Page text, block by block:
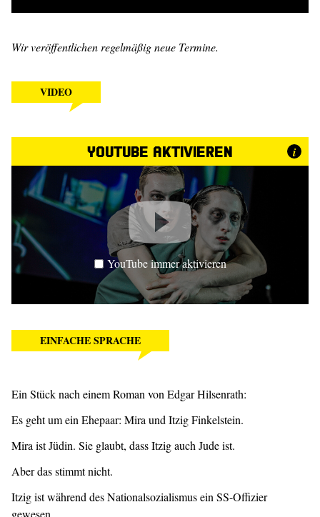
Wir veröffentlichen regelmäßig neue Termine.
VIDEO
YouTube aktivieren i
YouTube immer aktivieren
EINFACHE SPRACHE
Ein Stück nach einem Roman von Edgar Hilsenrath:
Es geht um ein Ehepaar: Mira und Itzig Finkelstein.
Mira ist Jüdin. Sie glaubt, dass Itzig auch Jude ist.
Aber das stimmt nicht.
Itzig ist während des Nationalsozialismus ein SS-Offizier
gewesen.